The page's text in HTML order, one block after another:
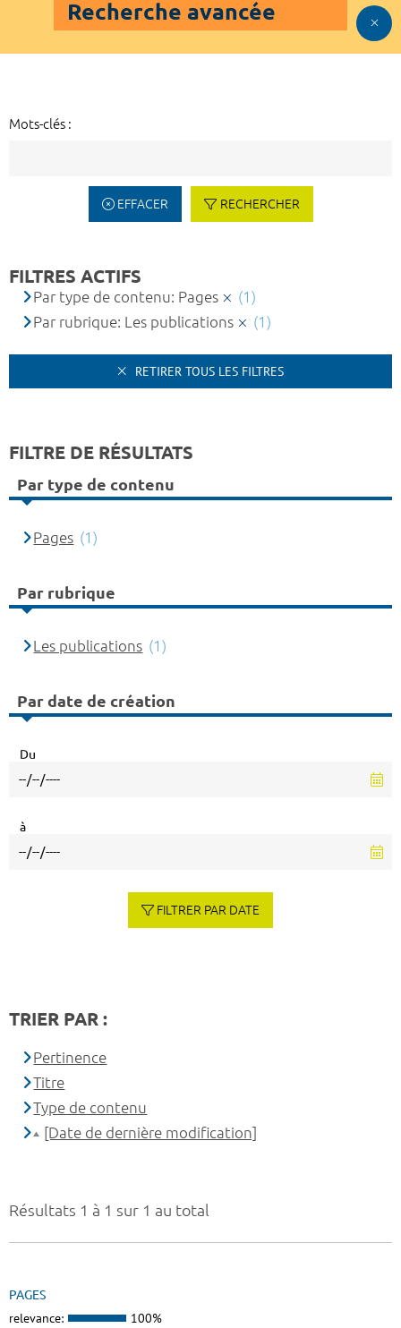
Recherche avancée
Mots-clés :
EFFACER RECHERCHER
Résultats 1 à 1 sur 1 au total
PAGES
relevance: 100%
FILTRES ACTIFS
Par type de contenu: Pages
(1)
Par rubrique: Les publications
(1)
RETIRER TOUS LES FILTRES
FILTRE DE RÉSULTATS
Par type de contenu
Pages (1)
Par rubrique
Les publications (1)
Par date de création
Du
à
FILTRER PAR DATE
TRIER PAR :
Pertinence
Titre
Type de contenu
[Date de dernière modification]